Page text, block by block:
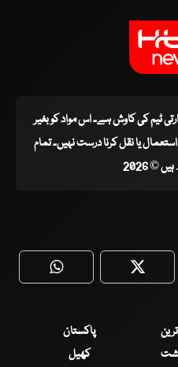
ٹیم کی کاوش ہے۔ اس مواد کو بغیر
یا نقل کرنا درست نہیں۔ تمام
© 2026
WhatsApp
پاکستان
کھیل